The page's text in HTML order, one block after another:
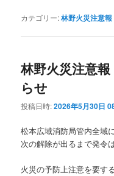
カテゴリー:林野火災注意
林野火災注意
らせ
投稿日時:2026年5月30日
松本広域消防局管内全域
次の解除が出るまで発令
火災の予防上注意を要す